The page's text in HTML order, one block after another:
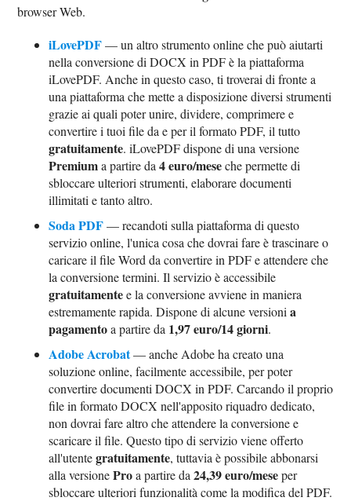
browser Web.
iLovePDF— un altro strumento online che può aiutarti
nella conversione di DOCX in PDF è la piattaforma
iLovePDF. Anche in questo caso, ti troverai di fronte a
una piattaforma che mette a disposizione diversi strumenti
grazie ai quali poter unire, dividere, comprimere e
convertire i tuoi file da e per il formato PDF, il tutto
gratuitamente. iLovePDF dispone di una versione
Premiuma partire da4 euro/meseche permette di
sbloccare ulteriori strumenti, elaborare documenti
illimitati e tanto altro.
Soda PDF— recandoti sulla piattaforma di questo
servizio online, l'unica cosa che dovrai fare è trascinare o
caricare il file Word da convertire in PDF e attendere che
la conversione termini. Il servizio è accessibile
gratuitamentee la conversione avviene in maniera
estremamente rapida. Dispone di alcune versionia
pagamentoa partire da 1,97 euro/14 giorni.
Adobe Acrobat— anche Adobe ha creato una
soluzione online, facilmente accessibile, per poter
convertire documenti DOCX in PDF. Carcando il proprio
file in formato DOCX nell'apposito riquadro dedicato,
non dovrai fare altro che attendere la conversione e
scaricare il file. Questo tipo di servizio viene offerto
all'utentegratuitamente, tuttavia è possibile abbonarsi
alla versioneProa partire da24,39 euro/meseper
sbloccare ulteriori funzionalità come la modifica del PDF.